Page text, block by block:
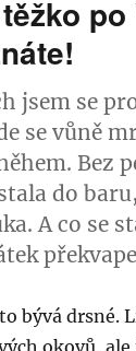
jsem se
se vůně
Bez
do
A co se
bývá drsné.